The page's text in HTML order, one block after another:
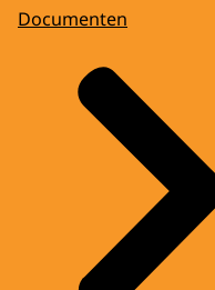
Documenten